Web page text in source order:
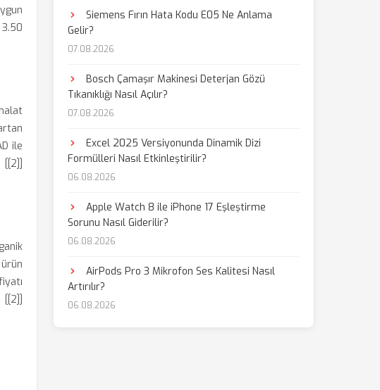
ile
Siemens Fırın Hata Kodu E05 Ne Anlama
Gelir?
07.08.2026
Bosch Çamaşır Makinesi Deterjan Gözü
Tıkanıklığı Nasıl Açılır?
07.08.2026
Excel 2025 Versiyonunda Dinamik Dizi
Formülleri Nasıl Etkinleştirilir?
06.08.2026
Apple Watch 8 ile iPhone 17 Eşleştirme
Sorunu Nasıl Giderilir?
06.08.2026
AirPods Pro 3 Mikrofon Ses Kalitesi Nasıl
Artırılır?
06.08.2026